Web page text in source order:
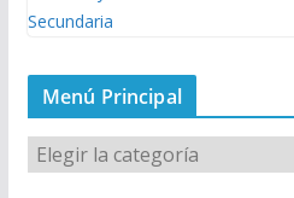
Menú Principal
M
e